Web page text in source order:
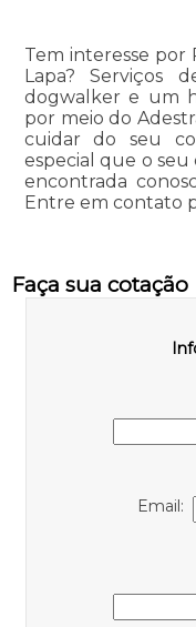
Tem interesse por
Lapa? Serviços
dogwalker e um
por meio do
cuidar do seu
especial que o
encontrada
Entre em contato
Faça sua cotação
Email: